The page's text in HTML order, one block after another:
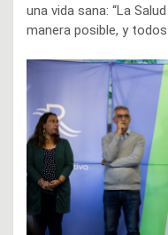
una vida sana: “La
manera posible, y